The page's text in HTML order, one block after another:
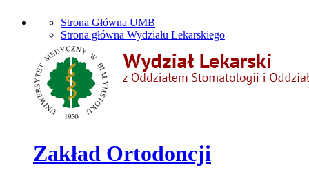
Strona Główna UMB
Strona główna Wydziału Lekarskiego
Zakład Ortodoncji